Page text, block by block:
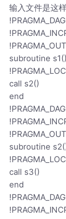
输入文件是这
subroutine s1()
call s2()
end
subroutine
call s3()
end